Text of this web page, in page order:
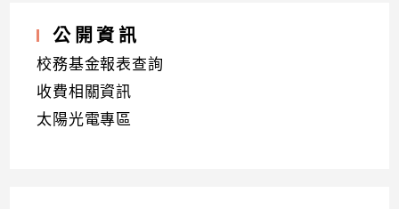
公開資訊
校務基金報表查詢
收費相關資訊
太陽光電專區